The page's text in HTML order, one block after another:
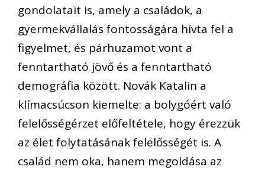
gondolatait is, amely a családok, a
gyermekvállalás fontosságára hívta fel a
figyelmet, és párhuzamot vont a
fenntartható jövő és a fenntartható
demográfia között. Novák Katalin a
klímacsúcson kiemelte: a bolygóért való
felelősségérzet előfeltétele, hogy érezzük
az élet folytatásának felelősségét is. A
család nem oka, hanem megoldása az